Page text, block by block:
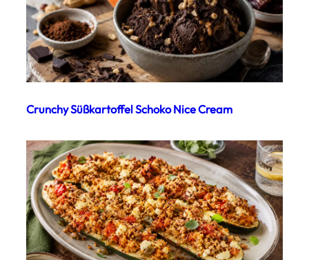
Crunchy Süßkartoffel Schoko Nice Cream